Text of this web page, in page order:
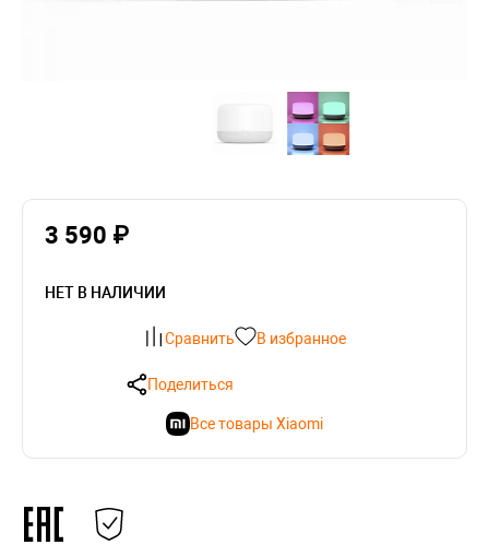
3 590 ₽
НЕТ В НАЛИЧИИ
Сравнить В избранное
Поделиться
Все товары Xiaomi